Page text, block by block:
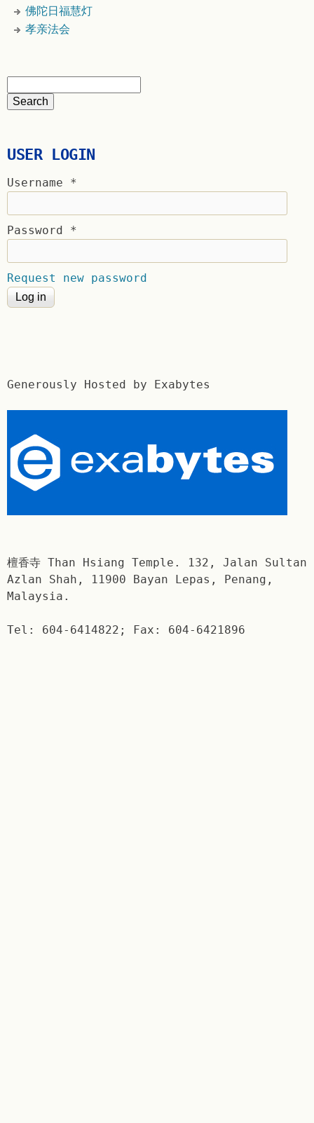
佛陀日福慧灯
孝亲法会
USER LOGIN
Username *
Password *
Request new password
Generously Hosted by Exabytes
檀香寺 Than Hsiang Temple. 132, Jalan Sultan
Azlan Shah, 11900 Bayan Lepas, Penang,
Malaysia.
Tel: 604-6414822; Fax: 604-6421896